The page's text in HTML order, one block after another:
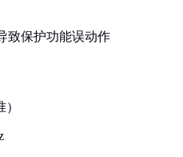
致保护功能误动作